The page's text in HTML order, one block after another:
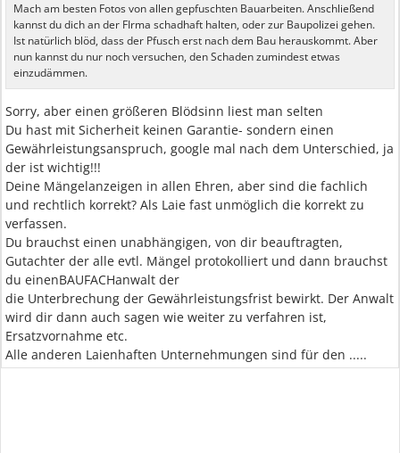
Mach am besten Fotos von allen gepfuschten Bauarbeiten. Anschließend
kannst du dich an der FIrma schadhaft halten, oder zur Baupolizei gehen.
Ist natürlich blöd, dass der Pfusch erst nach dem Bau herauskommt. Aber
nun kannst du nur noch versuchen, den Schaden zumindest etwas
einzudämmen.
Sorry, aber einen größeren Blödsinn liest man selten
Du hast mit Sicherheit keinen Garantie- sondern einen
Gewährleistungsanspruch, google mal nach dem Unterschied, ja
der ist wichtig!!!
Deine Mängelanzeigen in allen Ehren, aber sind die fachlich
und rechtlich korrekt? Als Laie fast unmöglich die korrekt zu
verfassen.
Du brauchst einen unabhängigen, von dir beauftragten,
Gutachter der alle evtl. Mängel protokolliert und dann brauchst
du einenBAUFACHanwalt der
die Unterbrechung der Gewährleistungsfrist bewirkt. Der Anwalt
wird dir dann auch sagen wie weiter zu verfahren ist,
Ersatzvornahme etc.
Alle anderen Laienhaften Unternehmungen sind für den .....